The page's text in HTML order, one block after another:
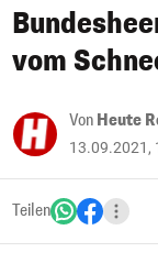
vom
Von Heute
13.09.2021,
Teilen